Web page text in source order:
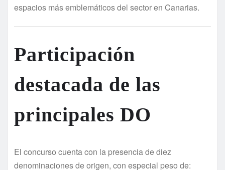
espacios más emblemáticos del sector en Canarias.
Participación
destacada de las
principales DO
El concurso cuenta con la presencia de diez
denominaciones de origen, con especial peso de: